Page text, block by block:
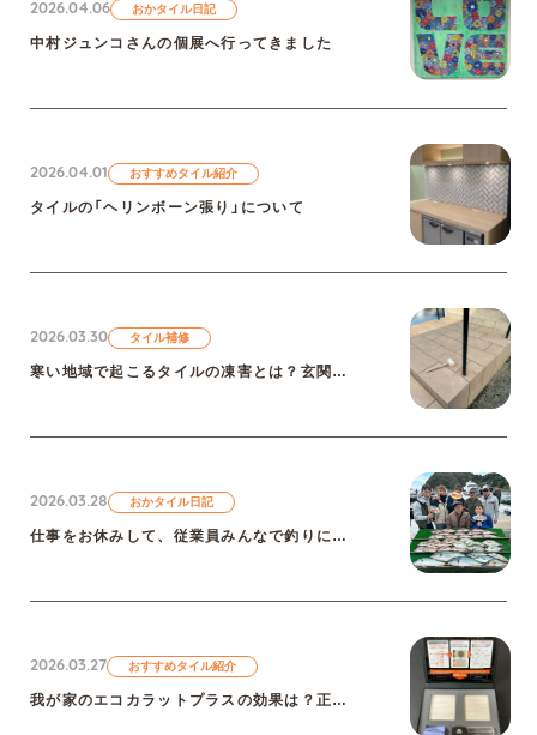
2026.04.06 おかタイル日記
中村ジュンコさんの個展へ行ってきました
2026.04.01 おすすめタイル紹介
タイルの「ヘリンボーン張り」について
2026.03.30 タイル補修
寒い地域で起こるタイルの凍害とは？玄関補修の実例をご紹介
2026.03.28 おかタイル日記
仕事をお休みして、従業員みんなで釣りに行ってきました！
2026.03.27 おすすめタイル紹介
我が家のエコカラットプラスの効果は？正直レビューと実験してみた話②